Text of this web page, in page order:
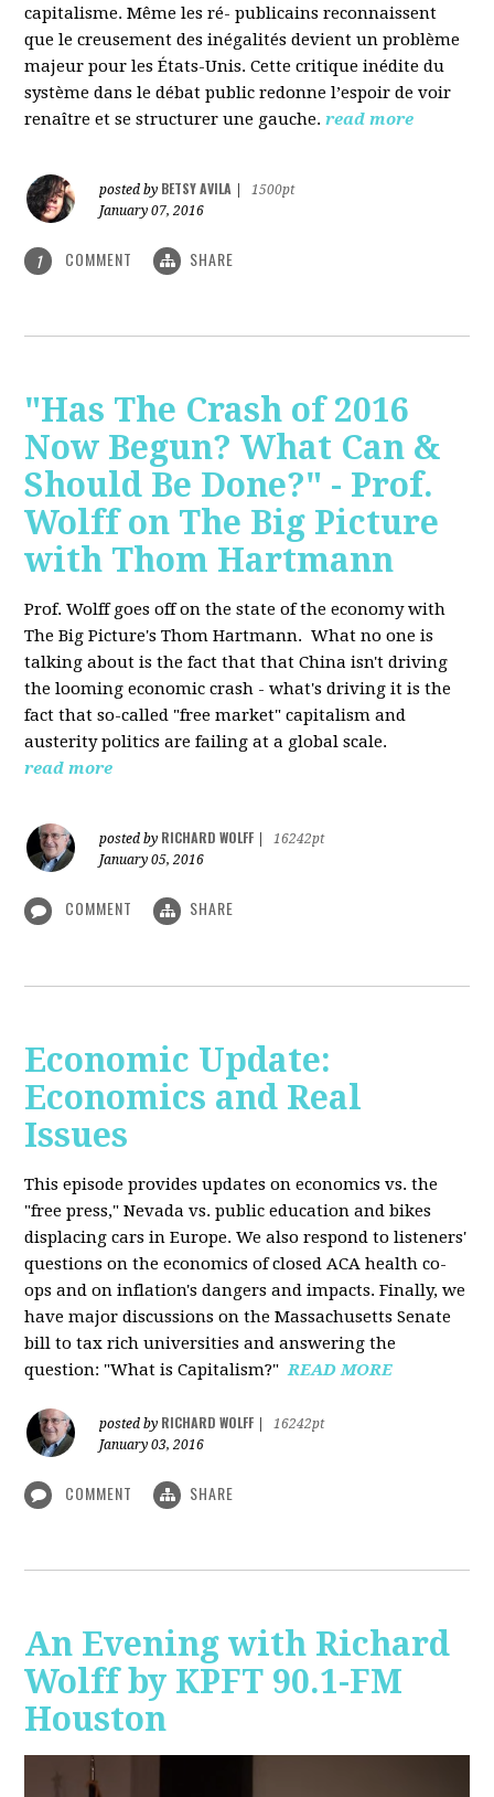
capitalisme. Même les ré- publicains reconnaissent
que le creusement des inégalités devient un problème
majeur pour les États-Unis. Cette critique inédite du
système dans le débat public redonne l’espoir de voir
renaître et se structurer une gauche. read more
posted by BETSY AVILA
1500pt
January 07, 2016
1 COMMENT SHARE
"Has The Crash of 2016
Now Begun? What Can &
Should Be Done?" - Prof.
Wolff on The Big Picture
with Thom Hartmann
Prof. Wolff goes off on the state of the economy with
The Big Picture's Thom Hartmann. What no one is
talking about is the fact that that China isn't driving
the looming economic crash - what's driving it is the
fact that so-called "free market" capitalism and
austerity politics are failing at a global scale.
read more
posted by RICHARD WOLFF
16242pt
January 05, 2016
COMMENT SHARE
Economic Update:
Economics and Real
Issues
This episode provides updates on economics vs. the
"free press," Nevada vs. public education and bikes
displacing cars in Europe. We also respond to listeners'
questions on the economics of closed ACA health co-
ops and on inflation's dangers and impacts. Finally, we
have major discussions on the Massachusetts Senate
bill to tax rich universities and answering the
question: "What is Capitalism?"READ MORE
posted by RICHARD WOLFF
16242pt
January 03, 2016
COMMENT SHARE
An Evening with Richard
Wolff by KPFT 90.1-FM
Houston